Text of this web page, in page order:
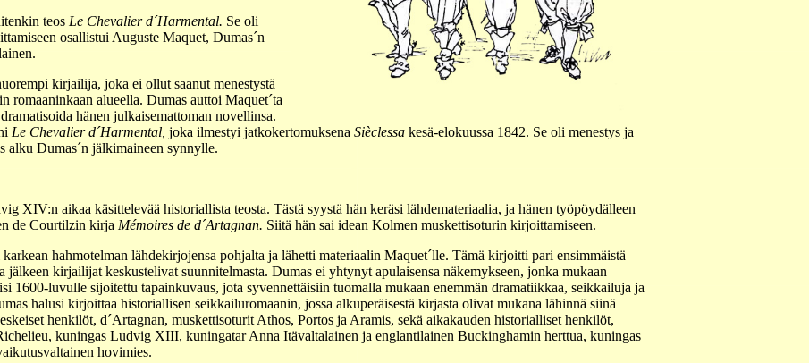
teos Le Chevalier d´Harmental. Se oli
osallistui Auguste Maquet, Dumas´n
kirjailija, joka ei ollut saanut menestystä
romaaninkaan alueella. Dumas auttoi Maquet´ta
hänen julkaisemattoman novellinsa.
Le Chevalier d´Harmental, joka ilmestyi jatkokertomuksena Sièclessa kesä-elokuussa 1842. Se oli menestys ja
Dumas´n jälkimaineen synnylle.
XIV:n aikaa käsittelevää historiallista teosta. Tästä syystä hän keräsi lähdemateriaalia, ja hänen työpöydälleen
de Courtilzin kirja Mémoires de d´Artagnan. Siitä hän sai idean Kolmen muskettisoturin kirjoittamiseen.
hahmotelman lähdekirjojensa pohjalta ja lähetti materiaalin Maquet´lle. Tämä kirjoitti pari ensimmäistä
jälkeen kirjailijat keskustelivat suunnitelmasta. Dumas ei yhtynyt apulaisensa näkemykseen, jonka mukaan
1600-luvulle sijoitettu tapainkuvaus, jota syvennettäisiin tuomalla mukaan enemmän dramatiikkaa, seikkailuja ja
halusi kirjoittaa historiallisen seikkailuromaanin, jossa alkuperäisestä kirjasta olivat mukana lähinnä siinä
henkilöt, d´Artagnan, muskettisoturit Athos, Portos ja Aramis, sekä aikakauden historialliset henkilöt,
kuningas Ludvig XIII, kuningatar Anna Itävaltalainen ja englantilainen Buckinghamin herttua, kuningas
hovimies.